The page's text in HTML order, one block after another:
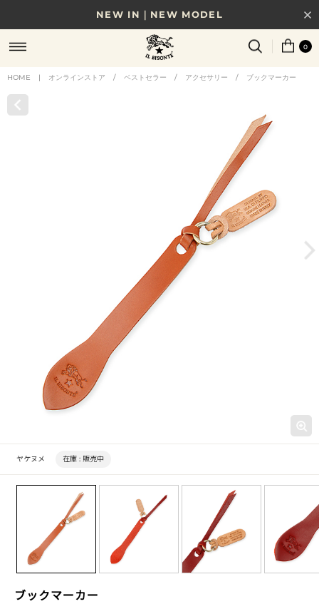
8/17(月)10時まで｜税込11,000円以上で送料無料
0
HOME | オンラインストア / ベストセラー / アクセサリー / ブックマーカー
ブックマーカー
ヤケヌメ 在庫 : 販売中